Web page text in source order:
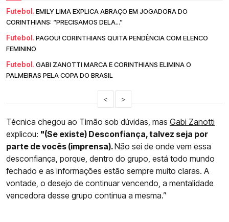
Futebol. EMILY LIMA EXPLICA ABRAÇO EM JOGADORA DO
CORINTHIANS: “PRECISAMOS DELA...”
Futebol. PAGOU! CORINTHIANS QUITA PENDÊNCIA COM ELENCO
FEMININO
Futebol. GABI ZANOTTI MARCA E CORINTHIANS ELIMINA O
PALMEIRAS PELA COPA DO BRASIL
< >
Técnica chegou ao Timão sob dúvidas, mas Gabi Zanotti
explicou: "(Se existe) Desconfiança, talvez seja por
parte de vocês (imprensa).Não sei de onde vem essa
desconfiança, porque, dentro do grupo, está todo mundo
fechado e as informações estão sempre muito claras. A
vontade, o desejo de continuar vencendo, a mentalidade
vencedora desse grupo continua a mesma.”